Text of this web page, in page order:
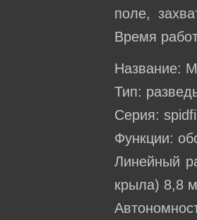
поле,
Время
Название:
Тип:
Серия:
Функции:
Линейный
крыла) 8,8